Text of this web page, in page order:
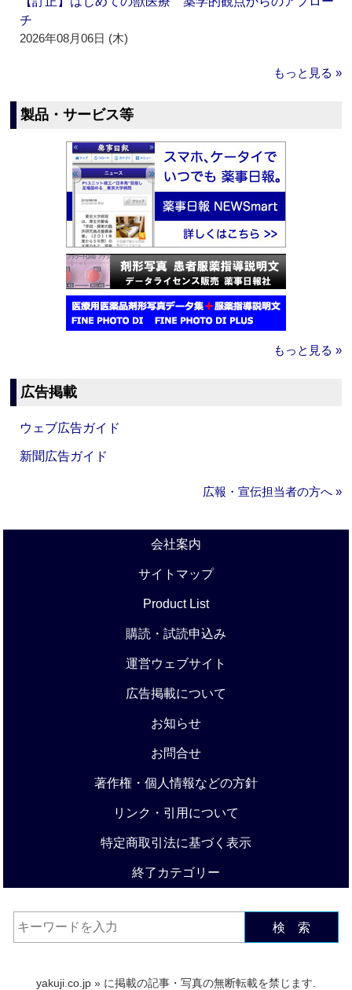
チ
2026年08月06日 (木)
もっと見る »
製品・サービス等
もっと見る »
広告掲載
ウェブ広告ガイド
新聞広告ガイド
広報・宣伝担当者の方へ »
会社案内
サイトマップ
Product List
購読・試読申込み
運営ウェブサイト
広告掲載について
お知らせ
お問合せ
著作権・個人情報などの方針
リンク・引用について
特定商取引法に基づく表示
終了カテゴリー
検 索
yakuji.co.jp » に掲載の記事・写真の無断転載を禁じます.